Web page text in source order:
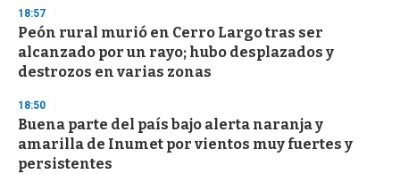
18:57
Peón rural murió en Cerro Largo tras ser
alcanzado por un rayo; hubo desplazados y
destrozos en varias zonas
18:50
Buena parte del país bajo alerta naranja y
amarilla de Inumet por vientos muy fuertes y
persistentes